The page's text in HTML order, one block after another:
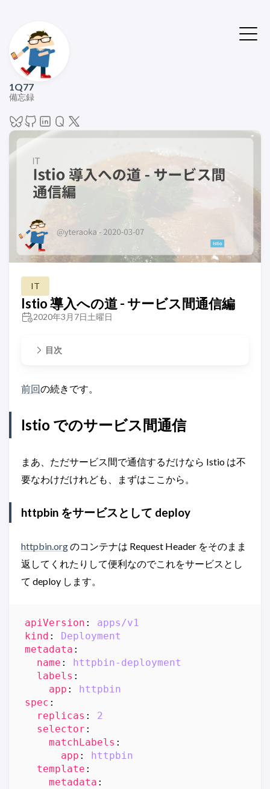
1Q77
備忘録
IT
Istio 導入への道 - サービス間通信編
2020年3月7日土曜日
目次
前回の続きです。
Istio でのサービス間通信
まあ、ただサービス間で通信するだけなら Istio は不
要なわけだけれども、まずはここから。
httpbin をサービスとして deploy
httpbin.orgのコンテナは Request Header をそのまま
返してくれたりして便利なのでこれをサービスとし
て deploy します。
apiVersion :
apps/v1
kind :
Deployment
metadata :
name :
httpbin-deployment
labels :
app :
httpbin
spec :
replicas :
2
selector :
matchLabels :
app :
httpbin
template :
metadata :